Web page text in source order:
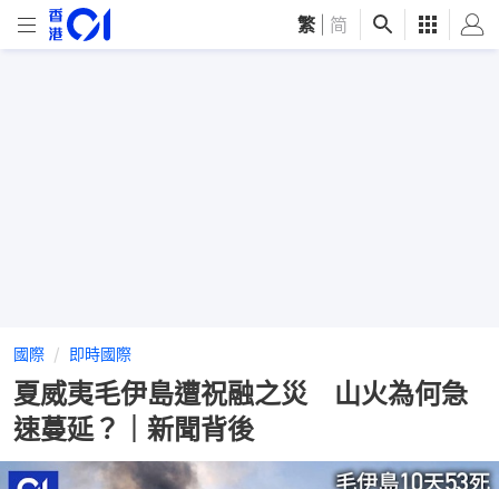
繁 简
國際 即時國際
夏威夷毛伊島遭祝融之災 山火為何急
速蔓延？｜新聞背後